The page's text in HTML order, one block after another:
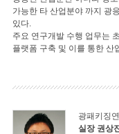
가능한 타 산업분야 까지 광
있다.
주요 연구개발 수행 업무는
플랫폼 구축 및 이를 통한 산
광패키징
실장 권상